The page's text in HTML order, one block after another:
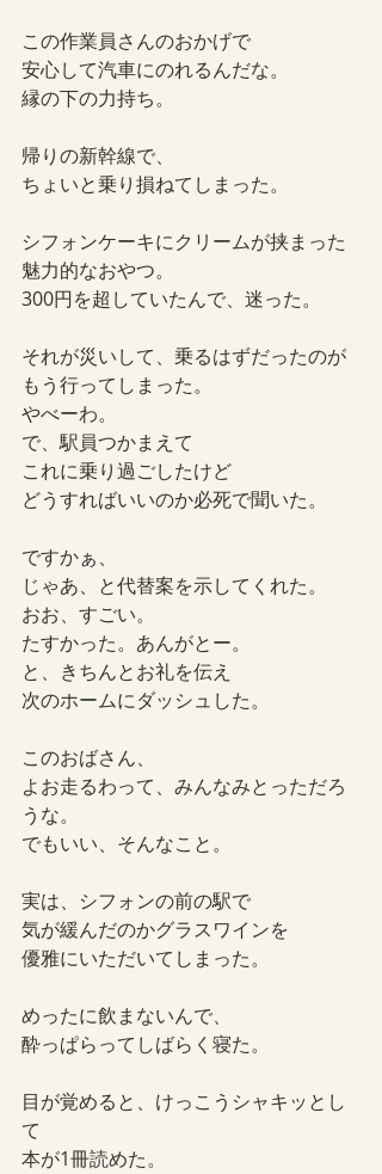
この作業員さんのおかげで
安心して汽車にのれるんだな。
縁の下の力持ち。
帰りの新幹線で、
ちょいと乗り損ねてしまった。
シフォンケーキにクリームが挟まった
魅力的なおやつ。
300円を超していたんで、迷った。
それが災いして、乗るはずだったのが
もう行ってしまった。
やべーわ。
で、駅員つかまえて
これに乗り過ごしたけど
どうすればいいのか必死で聞いた。
ですかぁ、
じゃあ、と代替案を示してくれた。
おお、すごい。
たすかった。あんがとー。
と、きちんとお礼を伝え
次のホームにダッシュした。
このおばさん、
よお走るわって、みんなみとっただろ
うな。
でもいい、そんなこと。
実は、シフォンの前の駅で
気が緩んだのかグラスワインを
優雅にいただいてしまった。
めったに飲まないんで、
酔っぱらってしばらく寝た。
目が覚めると、けっこうシャキッとし
て
本が1冊読めた。